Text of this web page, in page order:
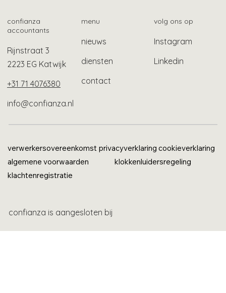
confianza
accountants
Rijnstraat 3
2223 EG Katwijk
+31 71 4076380
info@confianza.nl
menu
nieuws
diensten
contact
volg ons op
Instagram
Linkedin
verwerkersovereenkomst privacyverklaring cookieverklaring
algemene voorwaarden
klokkenluidersregeling
klachtenregistratie
confianza is aangesloten bij